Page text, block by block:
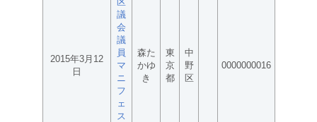
2015年3月12
日
議
会
議
員
マ
ニ
フ
ェ
ス
森た
かゆ
き
東
京
都
中
野
区
0000000016